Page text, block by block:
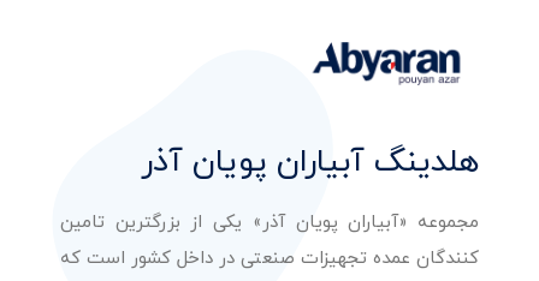
هلدینگ آبیاران پویان آذر
مجموعه «آبیاران پویان آذر» یکی از بزرگترین تامین
کنندگان عمده تجهیزات صنعتی در داخل کشور است که